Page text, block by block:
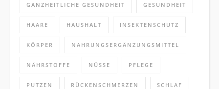
GANZHEITLICHE GESUNDHEIT GESUNDHEIT
HAARE HAUSHALT INSEKTENSCHUTZ
KÖRPER NAHRUNGSERGÄNZUNGSMITTEL
NÄHRSTOFFE NÜSSE PFLEGE
PUTZEN RÜCKENSCHMERZEN SCHLAF